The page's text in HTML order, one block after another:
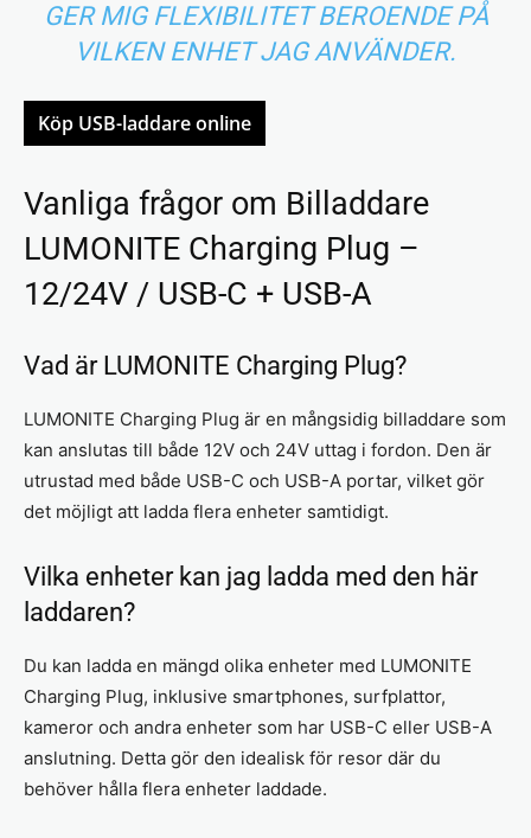
GER MIG FLEXIBILITET BEROENDE PÅ
VILKEN ENHET JAG ANVÄNDER.
Köp USB-laddare online
Vanliga frågor om Billaddare
LUMONITE Charging Plug –
12/24V / USB-C + USB-A
Vad är LUMONITE Charging Plug?
LUMONITE Charging Plug är en mångsidig billaddare som
kan anslutas till både 12V och 24V uttag i fordon. Den är
utrustad med både USB-C och USB-A portar, vilket gör
det möjligt att ladda flera enheter samtidigt.
Vilka enheter kan jag ladda med den här
laddaren?
Du kan ladda en mängd olika enheter med LUMONITE
Charging Plug, inklusive smartphones, surfplattor,
kameror och andra enheter som har USB-C eller USB-A
anslutning. Detta gör den idealisk för resor där du
behöver hålla flera enheter laddade.